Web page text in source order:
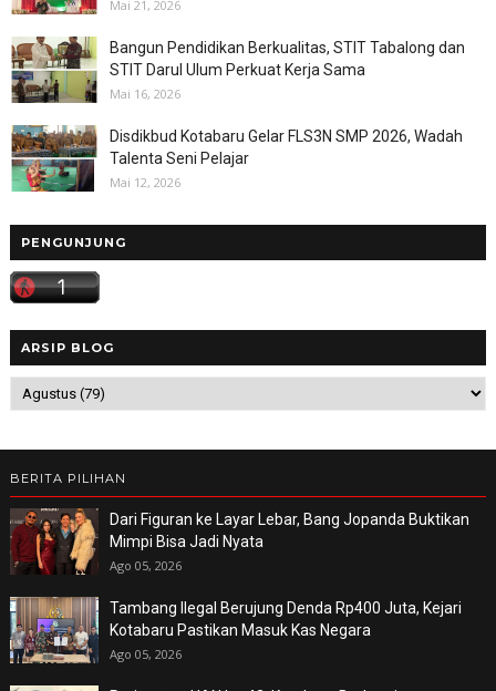
Mai 21, 2026
Bangun Pendidikan Berkualitas, STIT Tabalong dan
STIT Darul Ulum Perkuat Kerja Sama
Mai 16, 2026
Disdikbud Kotabaru Gelar FLS3N SMP 2026, Wadah
Talenta Seni Pelajar
Mai 12, 2026
PENGUNJUNG
ARSIP BLOG
BERITA PILIHAN
Dari Figuran ke Layar Lebar, Bang Jopanda Buktikan
Mimpi Bisa Jadi Nyata
Ago 05, 2026
Tambang Ilegal Berujung Denda Rp400 Juta, Kejari
Kotabaru Pastikan Masuk Kas Negara
Ago 05, 2026